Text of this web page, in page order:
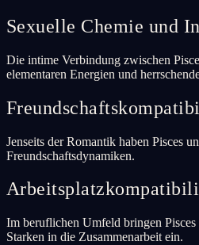
Sexuelle Chemie und
Die intime Verbindung zwischen
elementaren Energien und
Jenseits der Romantik haben Pisces
Freundschaftsdynamiken.
Im beruflichen Umfeld bringen Pisces
Starken in die Zusammenarbeit ein.